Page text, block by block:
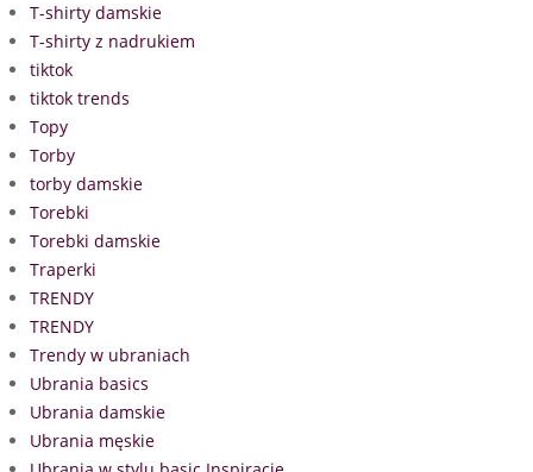
T-shirty damskie
T-shirty z nadrukiem
tiktok
tiktok trends
Topy
Torby
torby damskie
Torebki
Torebki damskie
Traperki
TRENDY
TRENDY
Trendy w ubraniach
Ubrania basics
Ubrania damskie
Ubrania męskie